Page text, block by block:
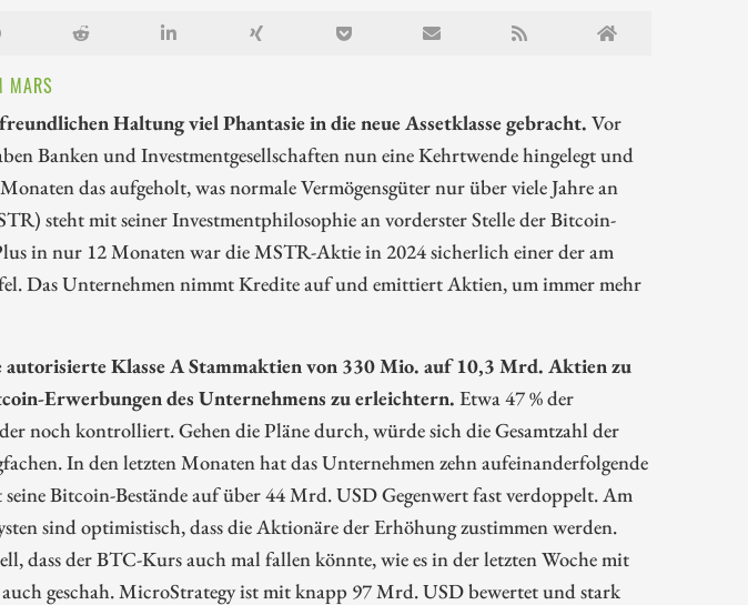
MARS
Haltung viel Phantasie in die neue Assetklasse gebracht. Vor
Banken und Investmentgesellschaften nun eine Kehrtwende hingelegt und
das aufgeholt, was normale Vermögensgüter nur über viele Jahre an
steht mit seiner Investmentphilosophie an vorderster Stelle der Bitcoin-
in nur 12 Monaten war die MSTR-Aktie in 2024 sicherlich einer der am
Das Unternehmen nimmt Kredite auf und emittiert Aktien, um immer mehr
Klasse A Stammaktien von 330 Mio. auf 10,3 Mrd. Aktien zu
Erwerbungen des Unternehmens zu erleichtern. Etwa 47 % der
noch kontrolliert. Gehen die Pläne durch, würde sich die Gesamtzahl der
In den letzten Monaten hat das Unternehmen zehn aufeinanderfolgende
Bitcoin-Bestände auf über 44 Mrd. USD Gegenwert fast verdoppelt. Am
sind optimistisch, dass die Aktionäre der Erhöhung zustimmen werden.
dass der BTC-Kurs auch mal fallen könnte, wie es in der letzten Woche mit
geschah. MicroStrategy ist mit knapp 97 Mrd. USD bewertet und stark